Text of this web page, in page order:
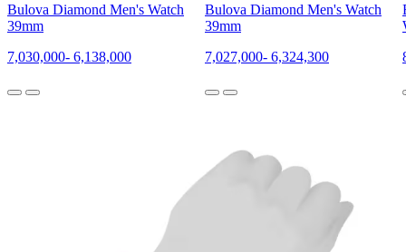
Bulova Diamond Men's Watch
39mm
7,030,000- 6,138,000
Bulova Diamond Men's Watch
39mm
7,027,000- 6,324,300